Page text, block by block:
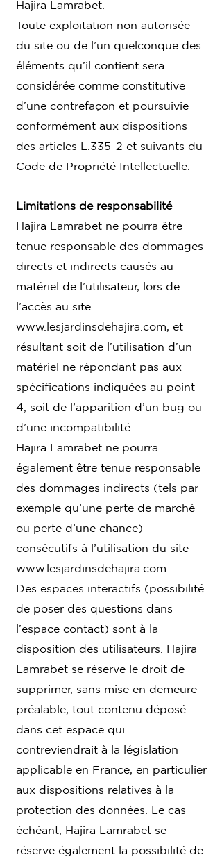
Hajira Lamrabet.
Toute exploitation non autorisée
du site ou de l’un quelconque des
éléments qu’il contient sera
considérée comme constitutive
d’une contrefaçon et poursuivie
conformément aux dispositions
des articles L.335-2 et suivants du
Code de Propriété Intellectuelle.
Limitations de responsabilité
Hajira Lamrabet ne pourra être
tenue responsable des dommages
directs et indirects causés au
matériel de l’utilisateur, lors de
l’accès au site
www.lesjardinsdehajira.com, et
résultant soit de l’utilisation d’un
matériel ne répondant pas aux
spécifications indiquées au point
4, soit de l’apparition d’un bug ou
d’une incompatibilité.
Hajira Lamrabet ne pourra
également être tenue responsable
des dommages indirects (tels par
exemple qu’une perte de marché
ou perte d’une chance)
consécutifs à l’utilisation du site
www.lesjardinsdehajira.com
Des espaces interactifs (possibilité
de poser des questions dans
l’espace contact) sont à la
disposition des utilisateurs. Hajira
Lamrabet se réserve le droit de
supprimer, sans mise en demeure
préalable, tout contenu déposé
dans cet espace qui
contreviendrait à la législation
applicable en France, en particulier
aux dispositions relatives à la
protection des données. Le cas
échéant, Hajira Lamrabet se
réserve également la possibilité de